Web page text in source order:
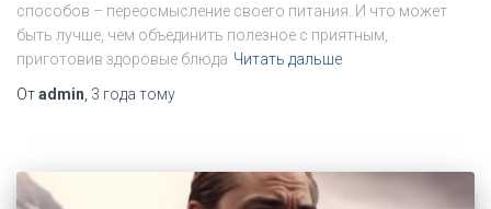
способов – переосмысление своего питания. И что может
быть лучше, чем объединить полезное с приятным,
приготовив здоровые блюда Читать дальше
Отadmin 3 года тому